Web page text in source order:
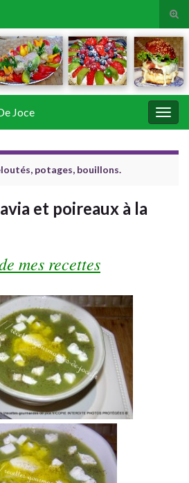
Joce
potages, bouillons.
et poireaux à la
mes recettes